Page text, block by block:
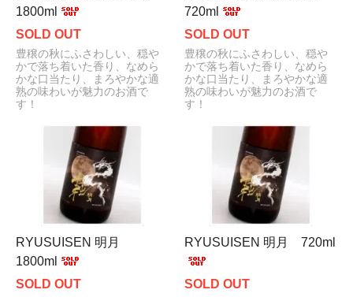
1800ml
SOLD OUT
豊穣の秋にふさわしい、穏や
かで落ち着いた香り、なめら
かな口当たり、まろやかな適
熟の味わいが魅力のお酒で
す！
720ml
SOLD OUT
豊穣の秋にふさわしい、穏や
かで落ち着いた香り、なめら
かな口当たり、まろやかな適
熟の味わいが魅力のお酒で
す！
RYUSUISEN 明月
1800ml
SOLD OUT
RYUSUISEN 明月 720ml
SOLD OUT